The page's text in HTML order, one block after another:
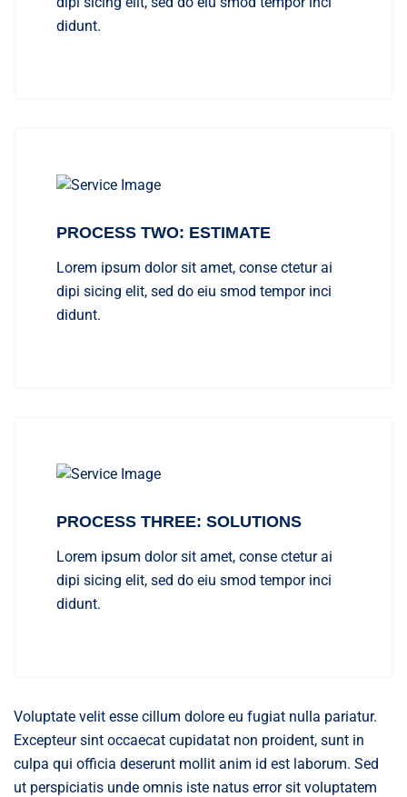
didunt.
PROCESS TWO: ESTIMATE
Lorem ipsum dolor sit amet, conse ctetur ai
dipi sicing elit, sed do eiu smod tempor inci
didunt.
PROCESS THREE: SOLUTIONS
Lorem ipsum dolor sit amet, conse ctetur ai
dipi sicing elit, sed do eiu smod tempor inci
didunt.
Voluptate velit esse cillum dolore eu fugiat nulla pariatur.
Excepteur sint occaecat cupidatat non proident, sunt in
culpa qui officia deserunt mollit anim id est laborum. Sed
ut perspiciatis unde omnis iste natus error sit voluptatem